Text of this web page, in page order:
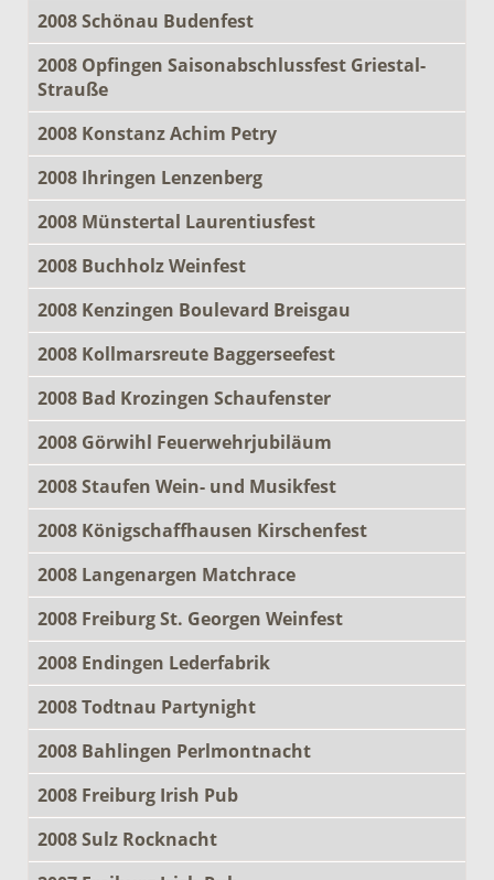
2008 Schönau Budenfest
2008 Opfingen Saisonabschlussfest Griestal-
Strauße
2008 Konstanz Achim Petry
2008 Ihringen Lenzenberg
2008 Münstertal Laurentiusfest
2008 Buchholz Weinfest
2008 Kenzingen Boulevard Breisgau
2008 Kollmarsreute Baggerseefest
2008 Bad Krozingen Schaufenster
2008 Görwihl Feuerwehrjubiläum
2008 Staufen Wein- und Musikfest
2008 Königschaffhausen Kirschenfest
2008 Langenargen Matchrace
2008 Freiburg St. Georgen Weinfest
2008 Endingen Lederfabrik
2008 Todtnau Partynight
2008 Bahlingen Perlmontnacht
2008 Freiburg Irish Pub
2008 Sulz Rocknacht